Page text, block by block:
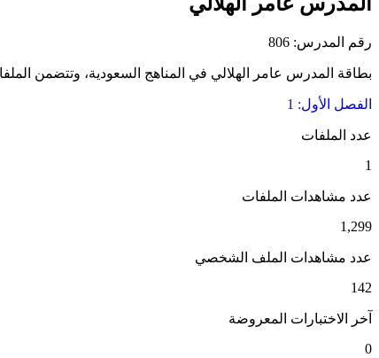
رقم المدرس: 806
بطاقة المدرس عامر الهلالي في المناهج السعودية، وتتضمن
الفصل الأول: 1
عدد الملفات
1
عدد مشاهدات الملفات
1,299
عدد مشاهدات الملف الشخصي
142
آخر الاختبارات المعروضة
0